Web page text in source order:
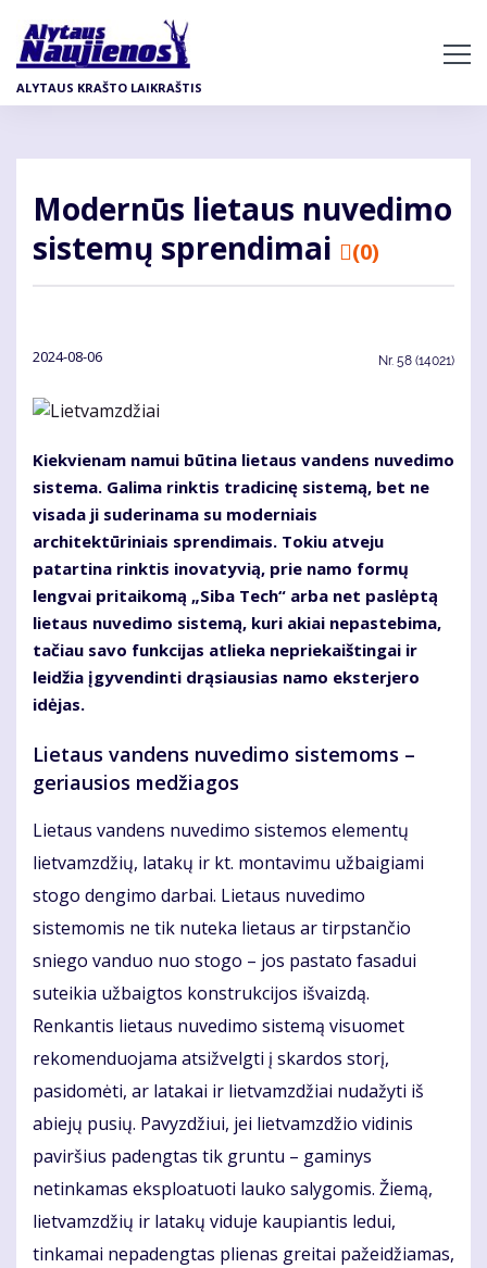
pagrindinį
turinį
ALYTAUS KRAŠTO LAIKRAŠTIS
Modernūs lietaus nuvedimo
sistemų sprendimai
(0)
2024-08-06 Nr. 58 (14021)
Kiekvienam namui būtina lietaus vandens nuvedimo
sistema. Galima rinktis tradicinę sistemą, bet ne
visada ji suderinama su moderniais
architektūriniais sprendimais. Tokiu atveju
patartina rinktis inovatyvią, prie namo formų
lengvai pritaikomą „Siba Tech“ arba net paslėptą
lietaus nuvedimo sistemą, kuri akiai nepastebima,
tačiau savo funkcijas atlieka nepriekaištingai ir
leidžia įgyvendinti drąsiausias namo eksterjero
idėjas.
Lietaus vandens nuvedimo sistemoms –
geriausios medžiagos
Lietaus vandens nuvedimo sistemos elementų
lietvamzdžių, latakų ir kt. montavimu užbaigiami
stogo dengimo darbai. Lietaus nuvedimo
sistemomis ne tik nuteka lietaus ar tirpstančio
sniego vanduo nuo stogo – jos pastato fasadui
suteikia užbaigtos konstrukcijos išvaizdą.
Renkantis lietaus nuvedimo sistemą visuomet
rekomenduojama atsižvelgti į skardos storį,
pasidomėti, ar latakai ir lietvamzdžiai nudažyti iš
abiejų pusių. Pavyzdžiui, jei lietvamzdžio vidinis
paviršius padengtas tik gruntu – gaminys
netinkamas eksploatuoti lauko salygomis. Žiemą,
lietvamzdžių ir latakų viduje kaupiantis ledui,
tinkamai nepadengtas plienas greitai pažeidžiamas,